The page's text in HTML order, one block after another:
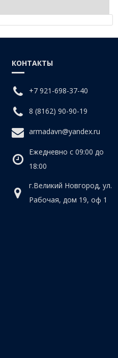
Средняя
B (продольно-винтовой прокат)
КОНТАКТЫ
+7 921-698-37-40
8 (8162) 90-90-19
armadavn@yandex.ru
Ежедневно с 09:00 до
18:00
г.Великий Новгород, ул.
Рабочая, дом 19, оф 1